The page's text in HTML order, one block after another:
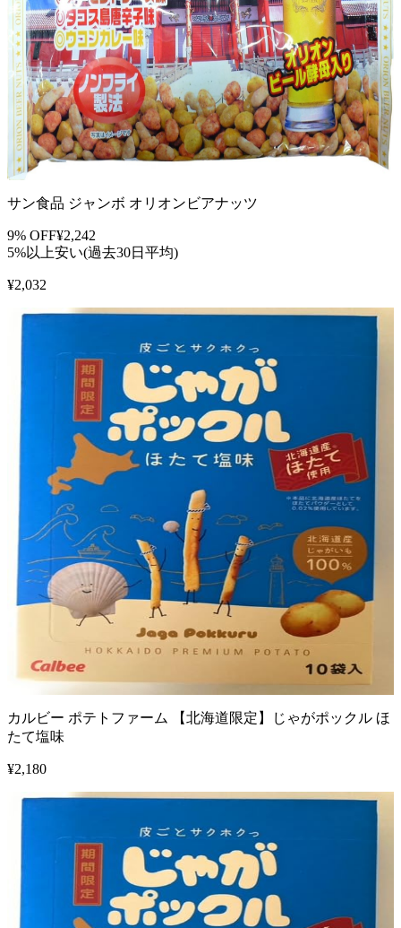
サン食品 ジャンボ オリオンビアナッツ
9% OFF¥2,242
5%以上安い(過去30日平均)
¥2,032
カルビー ポテトファーム 【北海道限定】じゃがポックル ほ
たて塩味
¥2,180